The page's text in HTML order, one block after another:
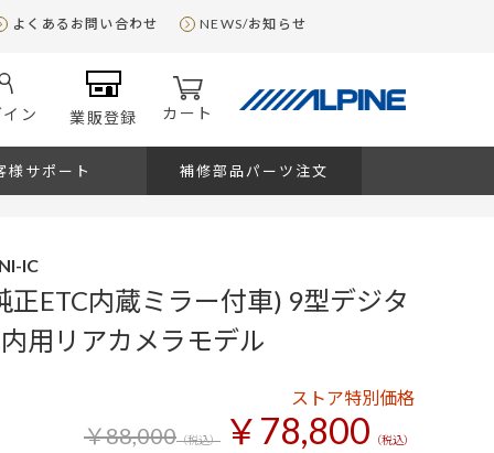
よくあるお問い合わせ NEWS/お知らせ
ン 業販登録 カート
様サポート 補修部品パーツ注文
IC
ETC内蔵ミラー付車) 9型デジタ
用リアカメラモデル
ストア特別価格
￥88,000（税込） ￥78,800 （税込）